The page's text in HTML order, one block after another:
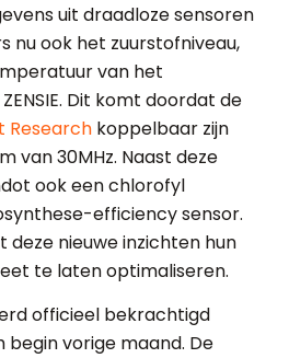
uit draadloze sensoren
nu ook het zuurstofniveau,
van het
Dit komt doordat de
Research koppelbaar zijn
van 30MHz. Naast deze
ook een chlorofyl
efficiency sensor.
deze nieuwe inzichten hun
te laten optimaliseren.
officieel bekrachtigd
vorige maand. De